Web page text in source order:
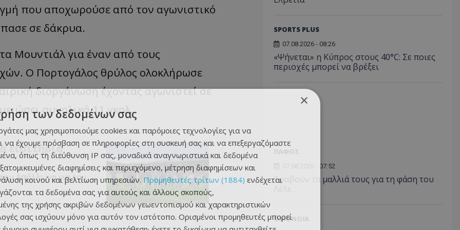
που αποχωρούσε από τον αγωνιστικό
σε δάκρυα.
Μουντιάλ για έναν από τους
Ο Πορτογάλος θρύλος ολοκλήρωσε
διοργάνωση έχοντας αγωνιστεί σε
συνολικά 11 γκολ.
εισιτήρια
Απόλλωνα για τον
SPORTS PLUS
07.08.2026 - 08:26
«Ψήνεται» η Κύπρος στους 40°C: Σε ποιες
περιοχές μπορεί να βρέξει
07.08.2026 - 07:52
Τραβούν τα μαλλιά τους για τη φάση του
ΟΜΟΝΟΙΑ
×
των δεδομένων σας
μας χρησιμοποιούμε cookies και παρόμοιες τεχνολογίες για να
να έχουμε πρόσβαση σε πληροφορίες στη συσκευή σας και να επεξεργαζόμαστε
όπως τη διεύθυνση IP σας, μοναδικά αναγνωριστικά και δεδομένα
διαφημίσεις και περιεχόμενο, μέτρηση διαφημίσεων και
κοινού και βελτίωση υπηρεσιών. Προμηθευτές τρίτων (1884) ενδέχεται
τα δεδομένα σας για αυτούς και άλλους σκοπούς,
της χρήσης ακριβών δεδομένων γεωεντοπισμού και χαρακτηριστικών
σας ισχύουν μόνο για αυτόν τον ιστότοπο. Ορισμένοι προμηθευτές μπορεί